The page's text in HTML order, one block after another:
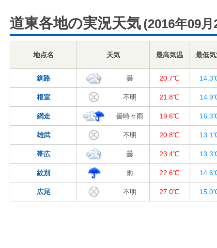
道東各地の実況天気 (2016年09月
地点名 天気 最高気温 最低
釧路 曇 20.7℃
根室 不明 21.8℃
網走 曇時々雨 19.6℃
雄武 不明 20.8℃
帯広 曇 23.4℃
紋別 雨 22.6℃
広尾 不明 27.0℃